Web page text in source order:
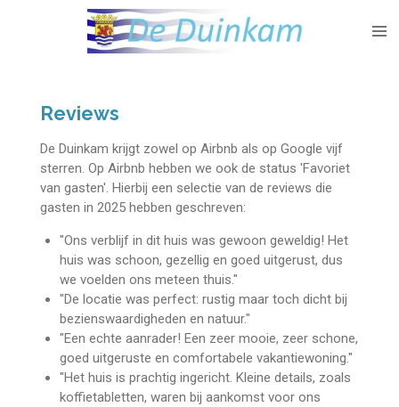
Reviews
De Duinkam krijgt zowel op Airbnb als op Google vijf
sterren. Op Airbnb hebben we ook de status 'Favoriet
van gasten'. Hierbij een selectie van de reviews die
gasten in 2025 hebben geschreven:
"Ons verblijf in dit huis was gewoon geweldig! Het
huis was schoon, gezellig en goed uitgerust, dus
we voelden ons meteen thuis."
"De locatie was perfect: rustig maar toch dicht bij
bezienswaardigheden en natuur."
"Een echte aanrader! Een zeer mooie, zeer schone,
goed uitgeruste en comfortabele vakantiewoning."
"Het huis is prachtig ingericht. Kleine details, zoals
koffietabletten, waren bij aankomst voor ons